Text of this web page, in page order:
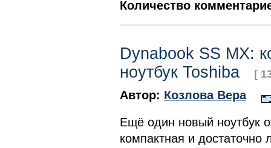
Количество
Dynabook SS MX:
ноутбук Toshiba
[
Автор: Козлова Вера
Ещё один новый ноутбук
компактная и